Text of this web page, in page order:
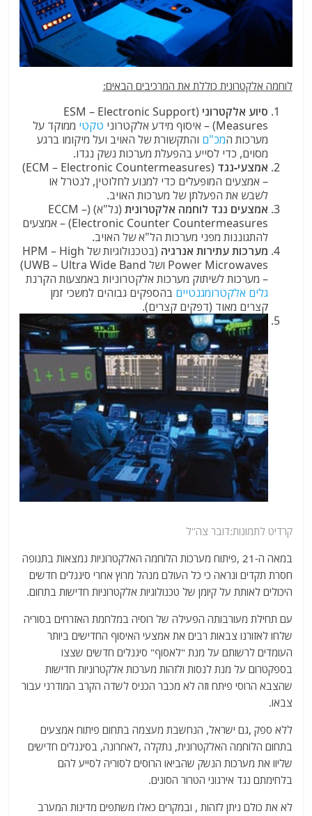
לוחמה אלקטרונית כוללת את המרכיבים הבאים:
סיוע אלקטרוני (ESM – Electronic Support
Measures) – איסוף מידע אלקטרוני
טקטי ממוקד על
מערכות המכ"ם והתקשורת של האויב ועל מיקומו ברגע
מסוים, כדי לסייע בהפעלת מערכות נשק נגדו.
אמצעי-נגד
(ECM – Electronic Countermeasures)
– אמצעים המופעלים כדי למנוע לחלוטין, לנטרל או
לשבש את הפעלתן של מערכות האויב.
אמצעים נגד לוחמה אלקטרונית
(נל"א) (ECCM –
Electronic Counter Countermeasures) – אמצעים
להתגוננות מפני מערכות הל"א של האויב.
מערכות עתירות אנרגיה
(בטכנולוגיות של HPM – High
Power Microwaves ושל UWB – Ultra Wide Band)
– מערכות לשיתוק מערכות אלקטרוניות באמצעות הקרנת
גלים אלקטרומגנטיים בהספקים גבוהים למשכי זמן
קצרים מאוד (דפקים קצרים).
קרדיט לתמונות:דובר צה"ל
במאה ה-21 ,פיתוח מערכות הלוחמה האלקטרוניות נמצאות בתנופה
חסרת תקדים ונראה כי כל העולם מנהל מרוץ אחרי סיגנלים חדשים
היכולים לאותת על קיומן של טכנולוגיות אלקטרוניות חדישות בתחום.
עם תחילת מעורבותה הפעילה של רוסיה במלחמת האזרחים בסוריה
שלחו לאזורנו צבאות רבים את אמצעי האיסוף החדישים ביותר
העומדים לרשותם על מנת "לאסוף" סיגנלים חדשים שצצו
בספקטרום על מנת לנסות ולזהות מערכות אלקטרוניות חדישות
שהצבא הרוסי פיתח וזה לא מכבר הכניס לשדה הקרב המודרני עבור
צבאו.
ללא ספק ,גם ישראל, הנחשבת מעצמה בתחום פיתוח אמצעים
בתחום הלוחמה האלקטרונית, נתקלה ,לאחרונה, בסיגנלים חדישים
שליוו את מערכות הנשק שהביאו הרוסים לסוריה לסייע להם
בלחימתם נגד אירגוני הטרור הסונים.
לא את כולם ניתן לזהות , ובמקרים כאלו משתפים מדינות המערב